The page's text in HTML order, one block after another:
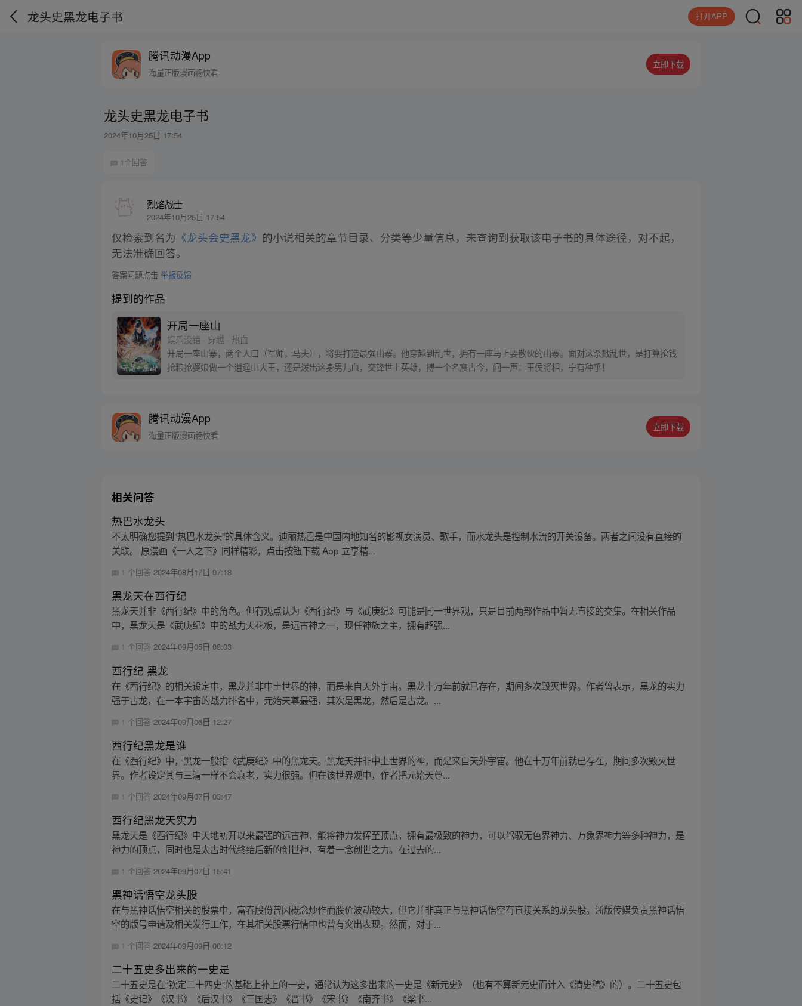
龙头史黑龙电子书 打开APP
腾讯动漫App
海量正版漫画畅快看
立即下载
龙头史黑龙电子书
2024年10月25日 17:54
1个回答
烈焰战士
2024年10月25日 17:54
仅检索到名为 《龙头会史黑龙》 的小说相关的章节目录、分类等少量信息，未查询到获取该电子书的具体途径，对不起，
无法准确回答。
答案问题点击举报反馈
提到的作品
开局一座山
娱乐没错 · 穿越 · 热血
开局一座山寨，两个人口（军师，马夫），将要打造最强山寨。他穿越到乱世，拥有一座马上要散伙的山寨。面对这杀戮乱世，是打算抢钱
抢粮抢婆娘做一个逍遥山大王，还是泼出这身男儿血，交锋世上英雄，搏一个名震古今，问一声：王侯将相，宁有种乎！
腾讯动漫App
海量正版漫画畅快看
立即下载
相关问答
热巴水龙头
不太明确您提到“热巴水龙头”的具体含义。迪丽热巴是中国内地知名的影视女演员、歌手，而水龙头是控制水流的开关设备。两者之间没有直接的
关联。 原漫画《一人之下》同样精彩，点击按钮下载 App 立享精...
1 个回答2024年08月17日 07:18
黑龙天在西行纪
黑龙天并非《西行纪》中的角色。但有观点认为《西行纪》与《武庚纪》可能是同一世界观，只是目前两部作品中暂无直接的交集。在相关作品
中，黑龙天是《武庚纪》中的战力天花板，是远古神之一，现任神族之主，拥有超强...
1 个回答2024年09月05日 08:03
西行纪 黑龙
在《西行纪》的相关设定中，黑龙并非中土世界的神，而是来自天外宇宙。黑龙十万年前就已存在，期间多次毁灭世界。作者曾表示，黑龙的实力
强于古龙，在一本宇宙的战力排名中，元始天尊最强，其次是黑龙，然后是古龙。...
1 个回答 2024年09月06日 12:27
西行纪黑龙是谁
在《西行纪》中，黑龙一般指《武庚纪》中的黑龙天。黑龙天并非中土世界的神，而是来自天外宇宙。他在十万年前就已存在，期间多次毁灭世
界。作者设定其与三清一样不会衰老，实力很强。但在该世界观中，作者把元始天尊...
1 个回答 2024年09月07日 03:47
西行纪黑龙天实力
黑龙天是《西行纪》中天地初开以来最强的远古神，能将神力发挥至顶点，拥有最极致的神力，可以驾驭无色界神力、万象界神力等多种神力，是
神力的顶点，同时也是太古时代终结后新的创世神，有着一念创世之力。在过去的...
1 个回答2024年09月07日 15:41
黑神话悟空龙头股
在与黑神话悟空相关的股票中，富春股份曾因概念炒作而股价波动较大，但它并非真正与黑神话悟空有直接关系的龙头股。浙版传媒负责黑神话悟
空的版号申请及相关发行工作，在其相关股票行情中也曾有突出表现。然而，对于...
1 个回答2024年09月09日 00:12
二十五史多出来的一史是
二十五史是在“钦定二十四史”的基础上补上的一史，通常认为这多出来的一史是《新元史》（也有不算新元史而计入《清史稿》的）。二十五史包
括《史记》《汉书》《后汉书》《三国志》《晋书》《宋书》《南齐书》《梁书...